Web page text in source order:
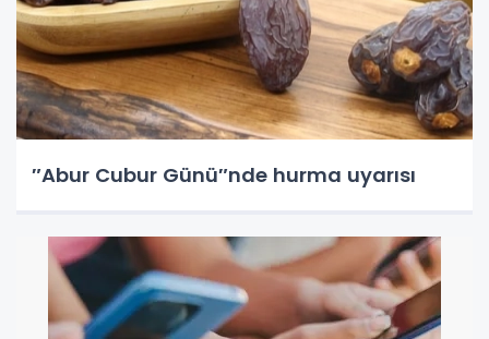
″Abur Cubur Günü″nde hurma uyarısı